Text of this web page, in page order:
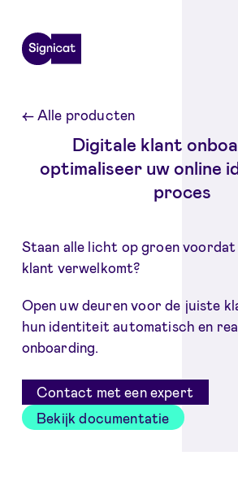
←Alle producten
Digitale klant
optimaliseer uw online
proces
Staan alle licht op groen voordat
klant verwelkomt?
Open uw deuren voor de juiste
hun identiteit automatisch en
onboarding.
Contact met een expert
Bekijk documentatie